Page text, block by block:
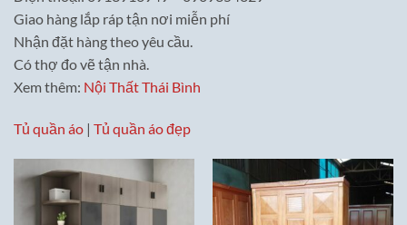
Giao hàng lắp ráp tận nơi miễn phí
Nhận đặt hàng theo yêu cầu.
Có thợ đo vẽ tận nhà.
Xem thêm: Nội Thất Thái Bình
Tủ quần áo | Tủ quần áo đẹp